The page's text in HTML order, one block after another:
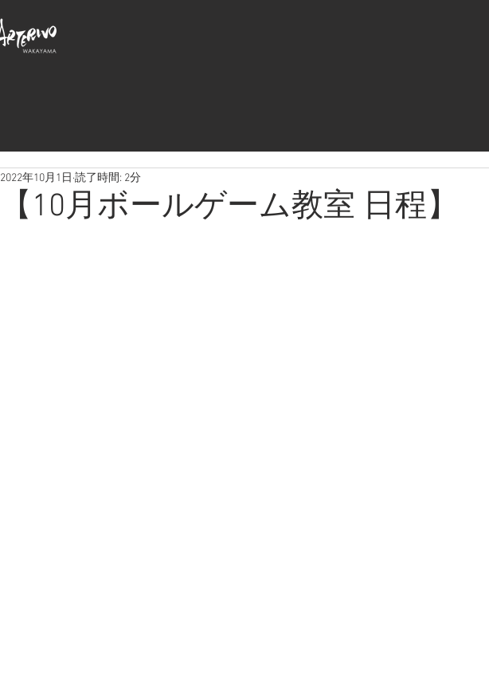
【10月ボールゲーム教室 日程】
2022年10月1日 読了時間: 2分